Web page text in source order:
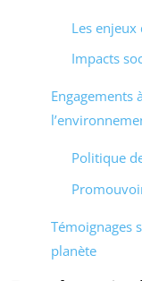
Les
Impacts
Engagements
Politique
Témoignages
planète